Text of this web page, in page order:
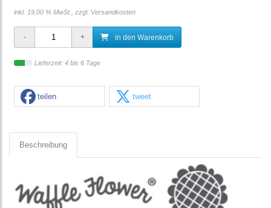
inkl. 19,00 % MwSt., zzgl. Versandkosten
in den Warenkorb
Lieferzeit: 4 bis 6 Tage
teilen tweet
Beschreibung